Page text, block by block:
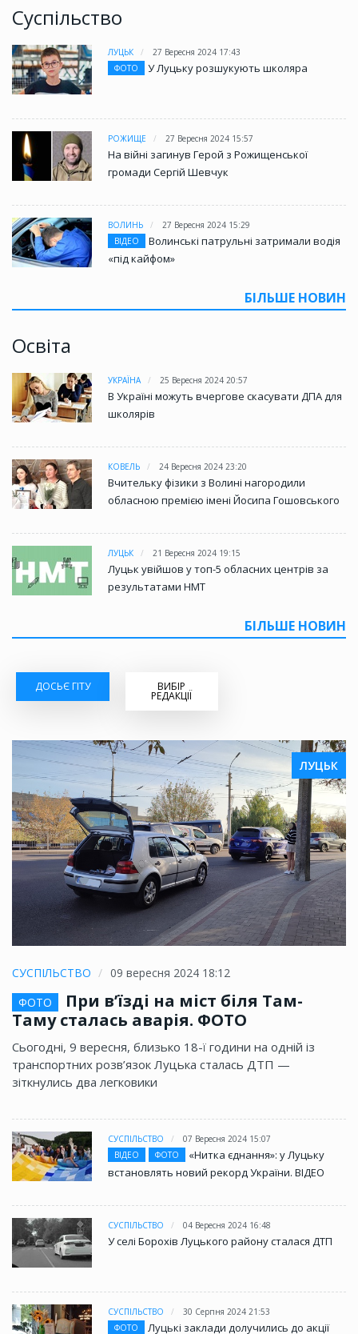
Суспільство
ЛУЦЬК
27 Вересня 2024 17:43
ФОТО
У Луцьку розшукують школяра
РОЖИЩЕ 27 Вересня 2024 15:57
На війні загинув Герой з Рожищенської
громади Сергій Шевчук
ВОЛИНЬ
27 Вересня 2024 15:29
ВІДЕО
Волинські патрульні затримали водія
«під кайфом»
БІЛЬШЕ НОВИН
Освіта
УКРАЇНА 25 Вересня 2024 20:57
В Україні можуть вчергове скасувати ДПА для
школярів
КОВЕЛЬ 24 Вересня 2024 23:20
Вчительку фізики з Волині нагородили
обласною премією імені Йосипа Гошовського
ЛУЦЬК 21 Вересня 2024 19:15
Луцьк увійшов у топ-5 обласних центрів за
результатами НМТ
БІЛЬШЕ НОВИН
ДОСЬЄ ГІТУ ВИБІР
РЕДАКЦІЇ
ЛУЦЬК
СУСПІЛЬСТВО
09 вересня 2024 18:12
ФОТО
При в’їзді на міст біля Там-
Таму сталась аварія. ФОТО
Сьогодні, 9 вересня, близько 18-ї години на одній із
транспортних розв’язок Луцька сталась ДТП —
зіткнулись два легковики
СУСПІЛЬСТВО
07 Вересня 2024 15:07
ВІДЕО
ФОТО
«Нитка єднання»: у Луцьку
встановлять новий рекорд України. ВІДЕО
СУСПІЛЬСТВО 04 Вересня 2024 16:48
У селі Борохів Луцького району сталася ДТП
СУСПІЛЬСТВО
30 Серпня 2024 21:53
ФОТО
Луцькі заклади долучились до акції